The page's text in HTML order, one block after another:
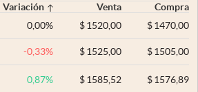
Variación Venta
Compra
0,00% $ 1520,00 $1470,00
-0,33% $ 1525,00 $1505,00
0,87% $ 1585,52 $1576,89